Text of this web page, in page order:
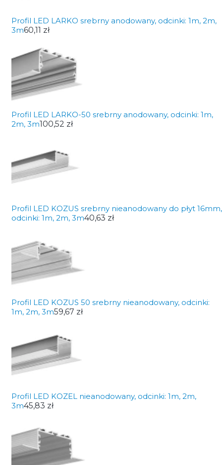
Profil LED LARKO srebrny anodowany, odcinki: 1m, 2m,
3m60,11 zł
Profil LED LARKO-50 srebrny anodowany, odcinki: 1m,
2m, 3m100,52 zł
Profil LED KOZUS srebrny nieanodowany do płyt 16mm,
odcinki: 1m, 2m, 3m40,63 zł
Profil LED KOZUS 50 srebrny nieanodowany, odcinki:
1m, 2m, 3m59,67 zł
Profil LED KOZEL nieanodowany, odcinki: 1m, 2m,
3m45,83 zł